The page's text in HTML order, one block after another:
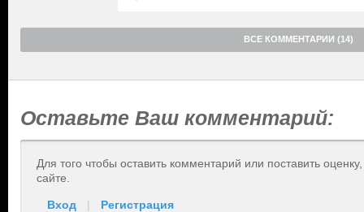
ВСЕ КОММЕНТАРИИ (14)
Оставьте Ваш комментарий:
Для того чтобы оставить комментарий или поставить
сайте.
Вход | Регистрация